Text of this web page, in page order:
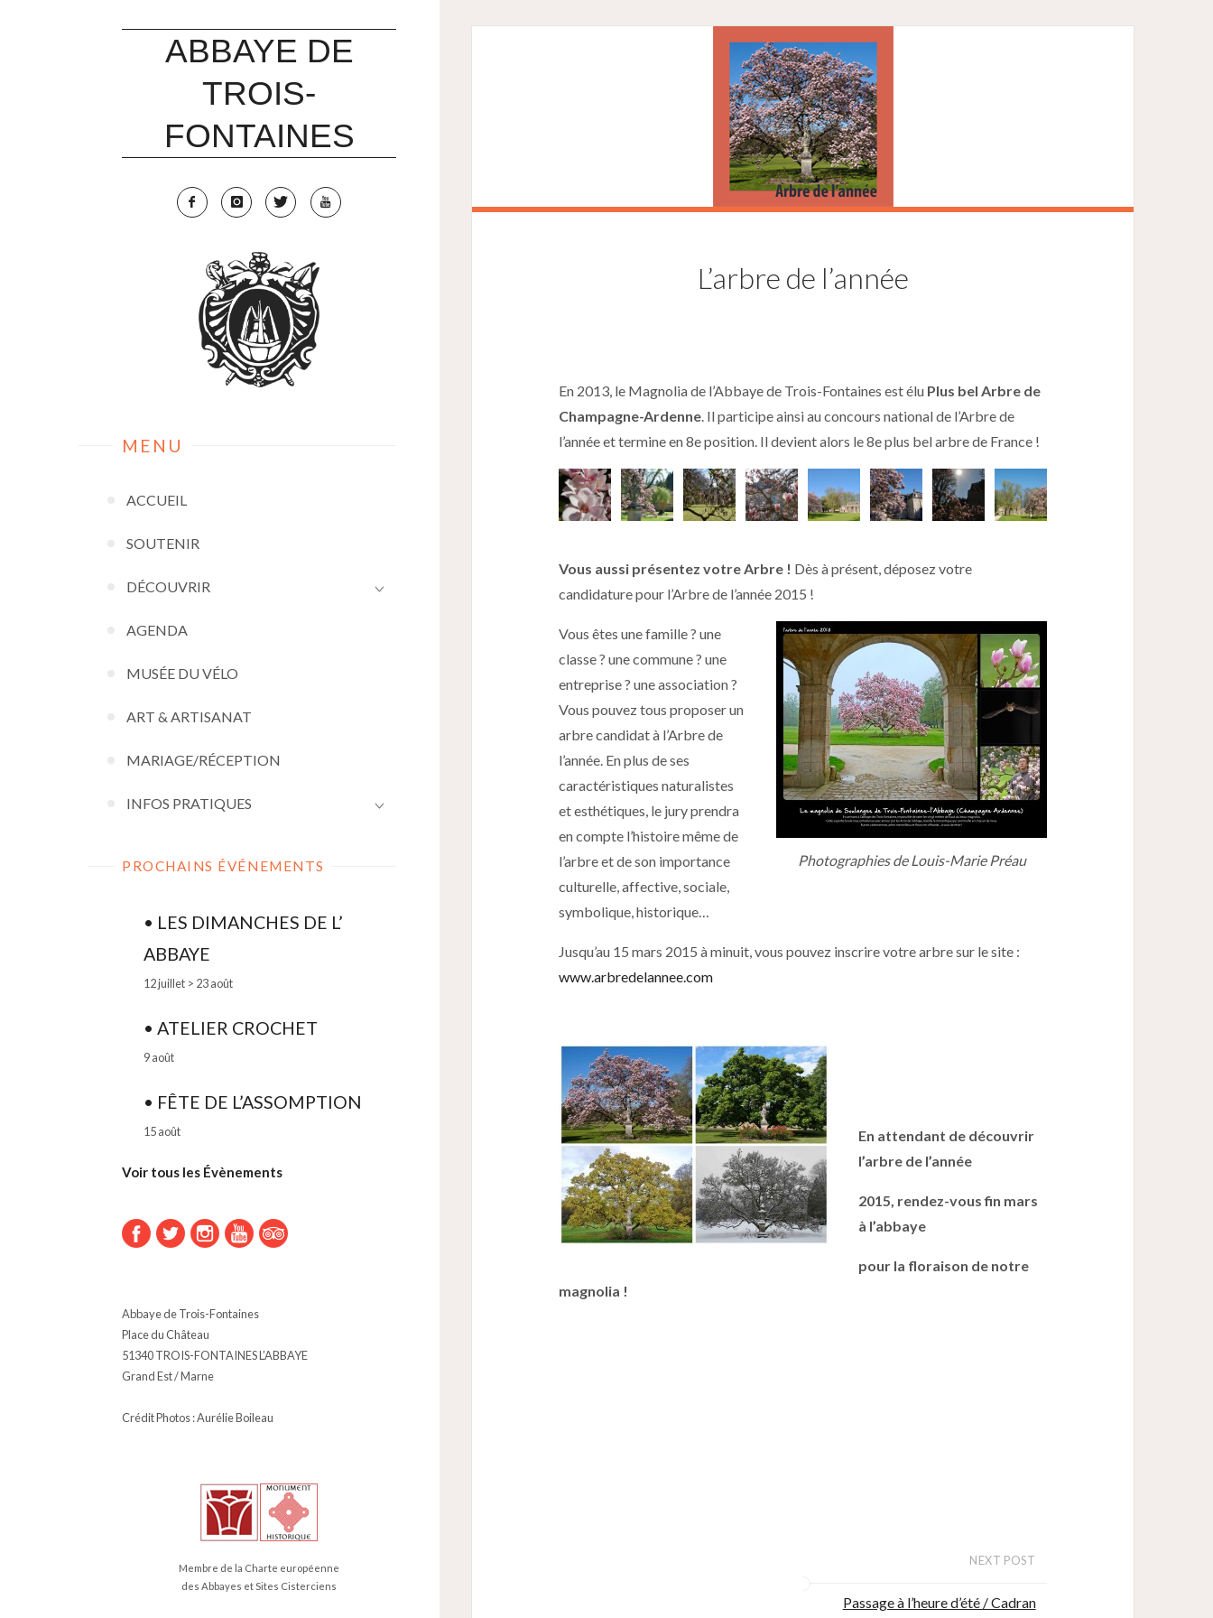
ABBAYE DE
TROIS-
FONTAINES
MENU
ACCUEIL
SOUTENIR
DÉCOUVRIR
AGENDA
MUSÉE DU VÉLO
ART & ARTISANAT
MARIAGE/RÉCEPTION
INFOS PRATIQUES
PROCHAINS ÉVÉNEMENTS
• LES DIMANCHES DE L’
ABBAYE
12 juillet > 23 août
• ATELIER CROCHET
9 août
• FÊTE DE L’ASSOMPTION
15 août
Voir tous les Évènements
Abbaye de Trois-Fontaines
Place du Château
51340 TROIS-FONTAINES L’ABBAYE
Grand Est / Marne
Crédit Photos : Aurélie Boileau
Membre de la Charte européenne
des Abbayes et Sites Cisterciens
L’arbre de l’année
En 2013, le Magnolia de l’Abbaye de Trois-Fontaines est élu Plus bel Arbre de
Champagne-Ardenne. Il participe ainsi au concours national de l’Arbre de
l’année et termine en 8e position. Il devient alors le 8e plus bel arbre de France !
Vous aussi présentez votre Arbre ! Dès à présent, déposez votre
candidature pour l’Arbre de l’année 2015 !
Photographies de Louis-Marie Préau
Vous êtes une famille ? une
classe ? une commune ? une
entreprise ? une association ?
Vous pouvez tous proposer un
arbre candidat à l’Arbre de
l’année. En plus de ses
caractéristiques naturalistes
et esthétiques, le jury prendra
en compte l’histoire même de
l’arbre et de son importance
culturelle, affective, sociale,
symbolique, historique…
Jusqu’au 15 mars 2015 à minuit, vous pouvez inscrire votre arbre sur le site :
www.arbredelannee.com
En attendant de découvrir
l’arbre de l’année
2015, rendez-vous fin mars
à l’abbaye
pour la floraison de notre
magnolia !
NEXT POST
Passage à l’heure d’été / Cadran